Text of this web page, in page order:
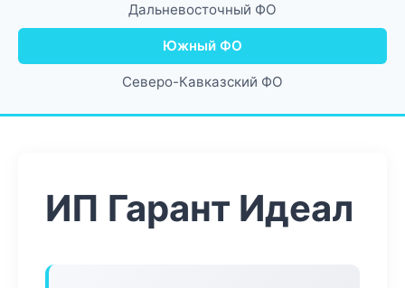
Дальневосточный ФО
Южный ФО
Северо-Кавказский ФО
ИП Гарант Идеал